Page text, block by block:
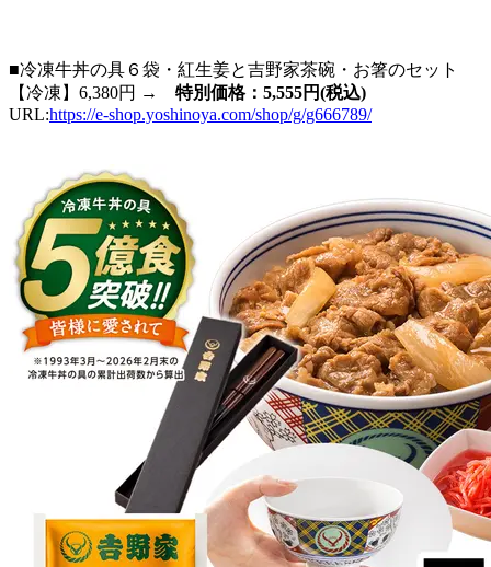
■冷凍牛丼の具６袋・紅生姜と吉野家茶碗・お箸のセット
【冷凍】6,380円 → 特別価格：5,555円(税込)
URL:https://e-shop.yoshinoya.com/shop/g/g666789/